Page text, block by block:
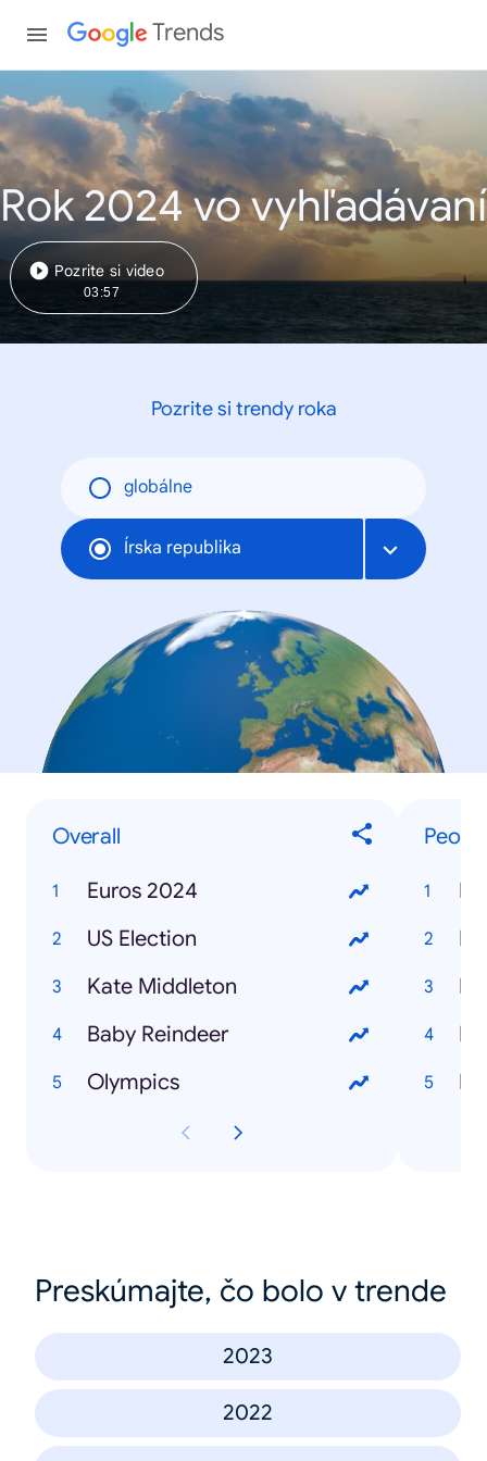
Trends
Rok 2024 vo vyhľadávaní
Pozrite si video
03:57
Pozrite si trendy roka
globálne
Írska republika
Overall
Euros 2024
US Election
Kate Middleton
Baby Reindeer
Olympics
Preskúmajte, čo bolo v trende
2023
2022